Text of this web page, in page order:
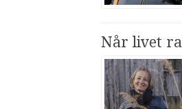
Når livet